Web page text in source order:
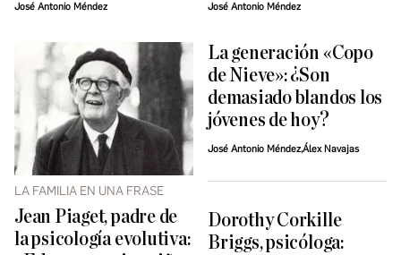
José Antonio Méndez José Antonio Méndez
LA FAMILIA EN UNA FRASE
Jean Piaget, padre de
la psicología evolutiva:
La generación «Copo
de Nieve»: ¿Son
demasiado blandos los
jóvenes de hoy?
José Antonio Méndez,Álex Navajas
Dorothy Corkille
Briggs, psicóloga: